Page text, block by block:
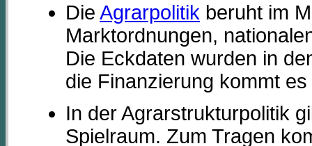
Die Agrarpolitik beruht im
Marktordnungen,
Die Eckdaten wurden in
die Finanzierung kommt
In der Agrarstrukturpolitik
Spielraum. Zum Tragen